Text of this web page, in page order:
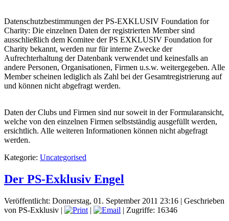
Datenschutzbestimmungen der PS-EXKLUSIV Foundation for
Charity: Die einzelnen Daten der registrierten Member sind
ausschließlich dem Komitee der PS EXKLUSIV Foundation for
Charity bekannt, werden nur für interne Zwecke der
Aufrechterhaltung der Datenbank verwendet und keinesfalls an
andere Personen, Organisationen, Firmen u.s.w. weitergegeben. Alle
Member scheinen lediglich als Zahl bei der Gesamtregistrierung auf
und können nicht abgefragt werden.
Daten der Clubs und Firmen sind nur soweit in der Formularansicht,
welche von den einzelnen Firmen selbstständig ausgefüllt werden,
ersichtlich. Alle weiteren Informationen können nicht abgefragt
werden.
Kategorie: Uncategorised
Der PS-Exklusiv Engel
Veröffentlicht: Donnerstag, 01. September 2011 23:16 | Geschrieben
von PS-Exklusiv | | | Zugriffe: 16346